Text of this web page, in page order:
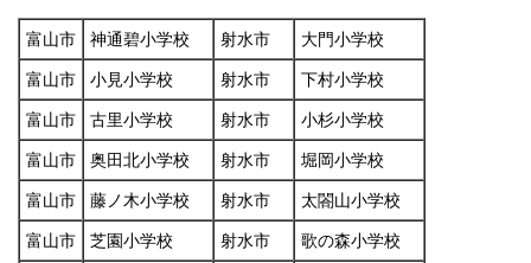
富山市 神通碧小学校 射水市 大門小学校
富山市 小見小学校 射水市 下村小学校
富山市 古里小学校 射水市 小杉小学校
富山市 奥田北小学校 射水市 堀岡小学校
富山市 藤ノ木小学校 射水市 太閤山小学校
富山市 芝園小学校 射水市 歌の森小学校